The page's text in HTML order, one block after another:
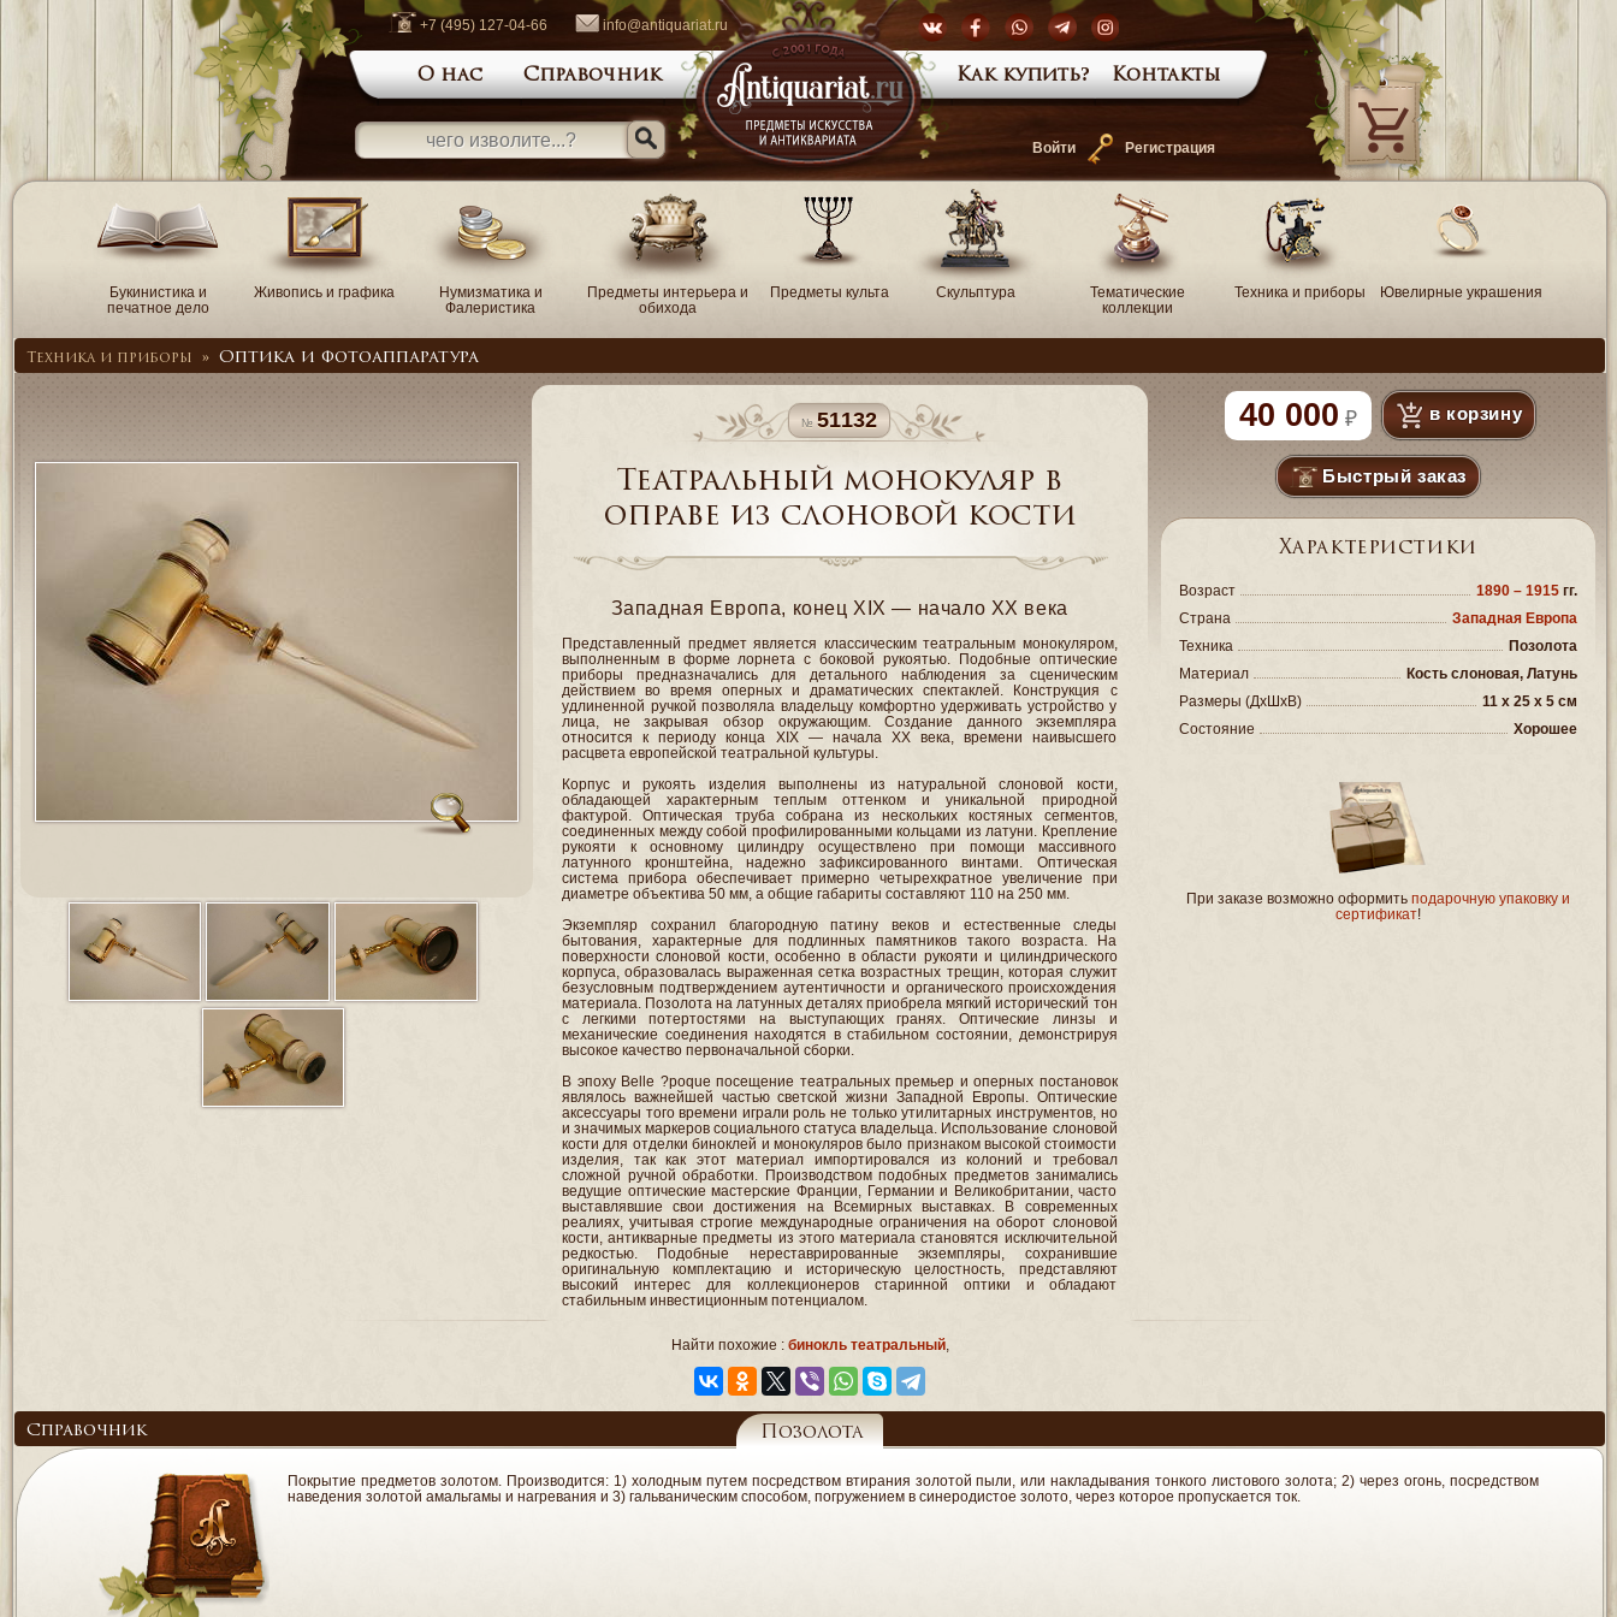
+7 (495) 127-04-66 info@antiquariat.ru
Войти Регистрация
О нас Справочник Как купить? Контакты
—
Букинистика и
печатное дело
Живопись и графика
Нумизматика и
Фалеристика
Предметы интерьера и
обихода
Предметы культа Скульптура
Тематические
коллекции
Техника и приборы Ювелирные украшения
Техника и приборы » Оптика и фотоаппаратура
51132
Театральный монокуляр в
оправе из слоновой кости
Западная Европа, конец XIX — начало ХХ века
Представленный предмет является классическим театральным монокуляром,
выполненным в форме лорнета с боковой рукоятью. Подобные оптические
приборы предназначались для детального наблюдения за сценическим
действием во время оперных и драматических спектаклей. Конструкция с
удлиненной ручкой позволяла владельцу комфортно удерживать устройство у
лица, не закрывая обзор окружающим. Создание данного экземпляра
относится к периоду конца XIX — начала ХХ века, времени наивысшего
расцвета европейской театральной культуры.
Корпус и рукоять изделия выполнены из натуральной слоновой кости,
обладающей характерным теплым оттенком и уникальной природной
фактурой. Оптическая труба собрана из нескольких костяных сегментов,
соединенных между собой профилированными кольцами из латуни. Крепление
рукояти к основному цилиндру осуществлено при помощи массивного
латунного кронштейна, надежно зафиксированного винтами. Оптическая
система прибора обеспечивает примерно четырехкратное увеличение при
диаметре объектива 50 мм, а общие габариты составляют 110 на 250 мм.
Экземпляр сохранил благородную патину веков и естественные следы
бытования, характерные для подлинных памятников такого возраста. На
поверхности слоновой кости, особенно в области рукояти и цилиндрического
корпуса, образовалась выраженная сетка возрастных трещин, которая служит
безусловным подтверждением аутентичности и органического происхождения
материала. Позолота на латунных деталях приобрела мягкий исторический тон
с легкими потертостями на выступающих гранях. Оптические линзы и
механические соединения находятся в стабильном состоянии, демонстрируя
высокое качество первоначальной сборки.
В эпоху Belle ?poque посещение театральных премьер и оперных постановок
являлось важнейшей частью светской жизни Западной Европы. Оптические
аксессуары того времени играли роль не только утилитарных инструментов, но
и значимых маркеров социального статуса владельца. Использование слоновой
кости для отделки биноклей и монокуляров было признаком высокой стоимости
изделия, так как этот материал импортировался из колоний и требовал
сложной ручной обработки. Производством подобных предметов занимались
ведущие оптические мастерские Франции, Германии и Великобритании, часто
выставлявшие свои достижения на Всемирных выставках. В современных
реалиях, учитывая строгие международные ограничения на оборот слоновой
кости, антикварные предметы из этого материала становятся исключительной
редкостью. Подобные нереставрированные экземпляры, сохранившие
оригинальную комплектацию и историческую целостность, представляют
высокий интерес для коллекционеров старинной оптики и обладают
стабильным инвестиционным потенциалом.
40 000 в корзину
Быстрый заказ
Характеристики
Возраст 1890 – 1915 гг.
Страна
Западная Европа
Техника
Позолота
Материал
Кость слоновая, Латунь
Размеры (ДxШxВ)
11 x 25 x 5 см
Состояние
Хорошее
При заказе возможно оформить подарочную упаковку и
сертификат!
Найти похожие : бинокль театральный,
Справочник Позолота
Покрытие предметов золотом. Производится: 1) холодным путем посредством втирания золотой пыли, или накладывания тонкого листового золота; 2) через огонь, посредством
наведения золотой амальгамы и нагревания и 3) гальваническим способом, погружением в синеродистое золото, через которое пропускается ток.